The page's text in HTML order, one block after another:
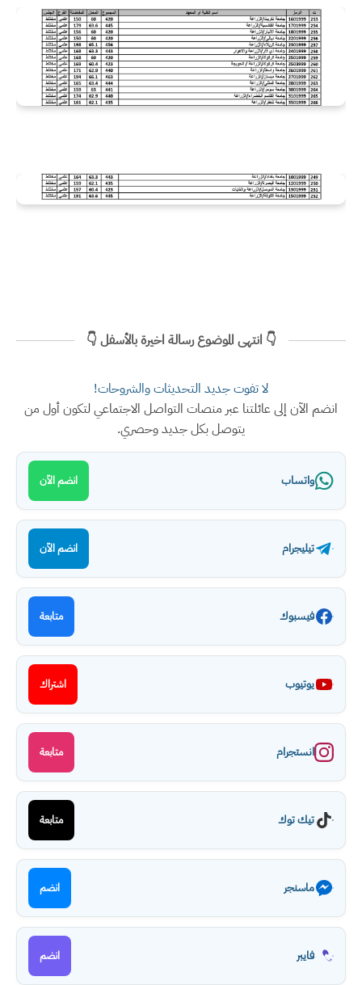
👇 انتهى الموضوع رسالة اخيرة بالأسفل 👇
لا تفوت جديد التحديثات والشروحات!
انضم الآن إلى عائلتنا عبر منصات التواصل الاجتماعي لتكون أول من
يتوصل بكل جديد وحصري.
واتساب انضم الآن
تيليجرام انضم الآن
فيسبوك متابعة
يوتيوب اشتراك
انستجرام متابعة
تيك توك متابعة
ماسنجر انضم
فايبر انضم